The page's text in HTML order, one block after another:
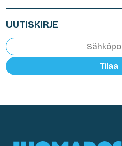
UUTISKIRJE
Tilaa